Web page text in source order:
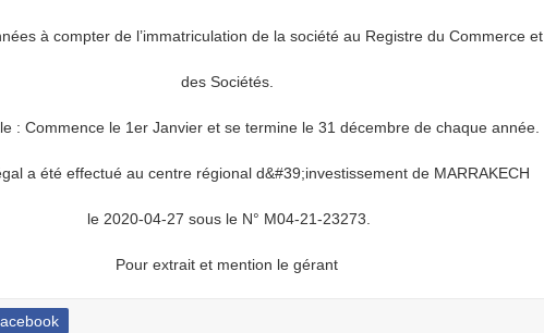
à compter de l’immatriculation de la société au Registre du Commerce et
des Sociétés.
: Commence le 1er Janvier et se termine le 31 décembre de chaque année.
a été effectué au centre régional d&#39;investissement de MARRAKECH
le 2020-04-27 sous le N° M04-21-23273.
Pour extrait et mention le gérant